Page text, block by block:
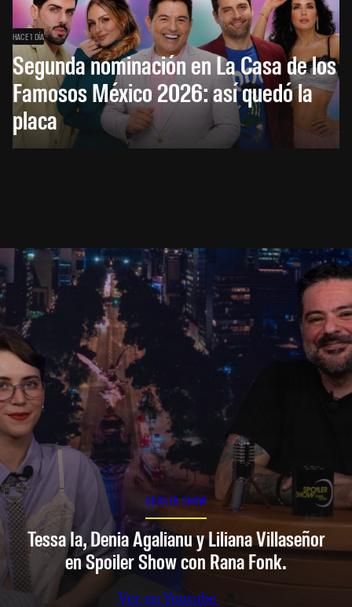
HACE 1 DÍA
Segunda nominación en La Casa de los
Famosos México 2026: así quedó la
placa
SPOILER SHOW
Tessa Ia, Denia Agalianu y Liliana Villaseñor
en Spoiler Show con Rana Fonk.
Ver en Youtube